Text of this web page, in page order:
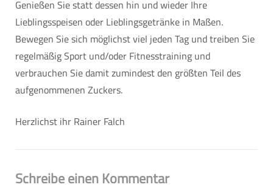
Genießen Sie statt dessen hin und wieder Ihre
Lieblingsspeisen oder Lieblingsgetränke in Maßen.
Bewegen Sie sich möglichst viel jeden Tag und treiben Sie
regelmäßig Sport und/oder Fitnesstraining und
verbrauchen Sie damit zumindest den größten Teil des
aufgenommenen Zuckers.
Herzlichst ihr Rainer Falch
Schreibe einen Kommentar